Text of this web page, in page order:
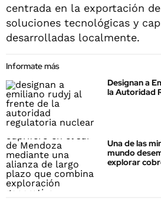
centrada en la exportación
soluciones tecnológicas y
desarrolladas localmente.
Informate más
Designan a
la Autoridad
Una de las
mundo
explorar